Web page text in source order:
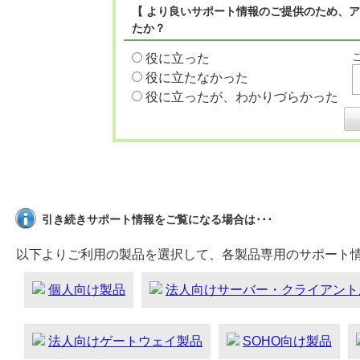
【 より良いサポート情報のご提供のため
たか？
役に立った
役に立たなかった
役に立ったが、わかりづらかった
引き続きサポート情報をご覧になる場合は･･･
以下よりご利用の製品を選択して、各製品専用のサポート
個人向け製品 法人向けサーバー・クライアン
法人向けゲートウェイ製品 SOHO向け製品